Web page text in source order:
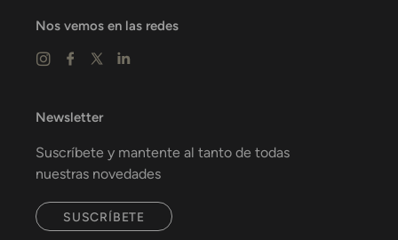
Nos vemos en las redes
Newsletter
Suscríbete y mantente al tanto de todas
nuestras novedades
SUSCRÍBETE